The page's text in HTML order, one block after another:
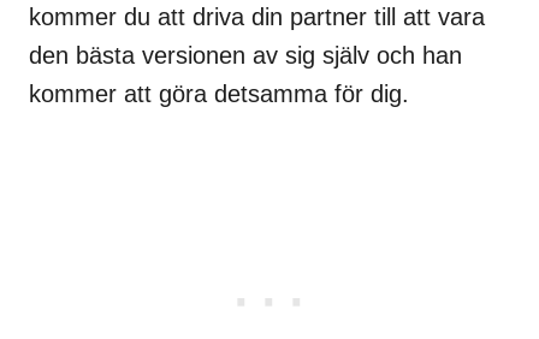
kommer du att driva din partner till att vara
den bästa versionen av sig själv och han
kommer att göra detsamma för dig.